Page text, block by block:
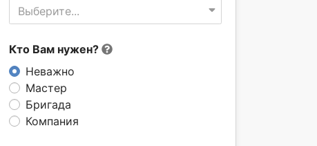
Выберите...
Кто Вам нужен?
Неважно
Мастер
Бригада
Компания